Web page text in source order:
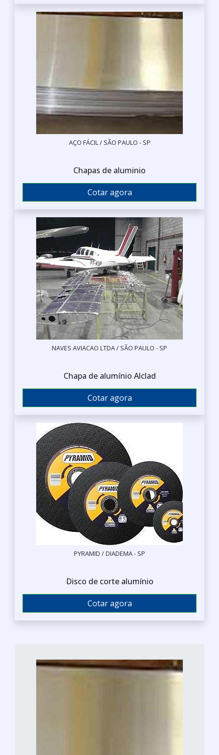
AÇO FÁCIL / SÃO PAULO - SP
Chapas de aluminio
Cotar agora
NAVES AVIACAO LTDA / SÃO PAULO - SP
Chapa de alumínio Alclad
Cotar agora
PYRAMID / DIADEMA - SP
Disco de corte alumínio
Cotar agora